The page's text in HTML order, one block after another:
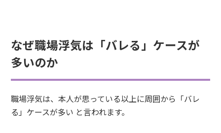
なぜ職場浮気は「バレる」ケースが
多いのか
職場浮気は、本人が思っている以上に周囲から「バレ
る」ケースが多い と言われます。